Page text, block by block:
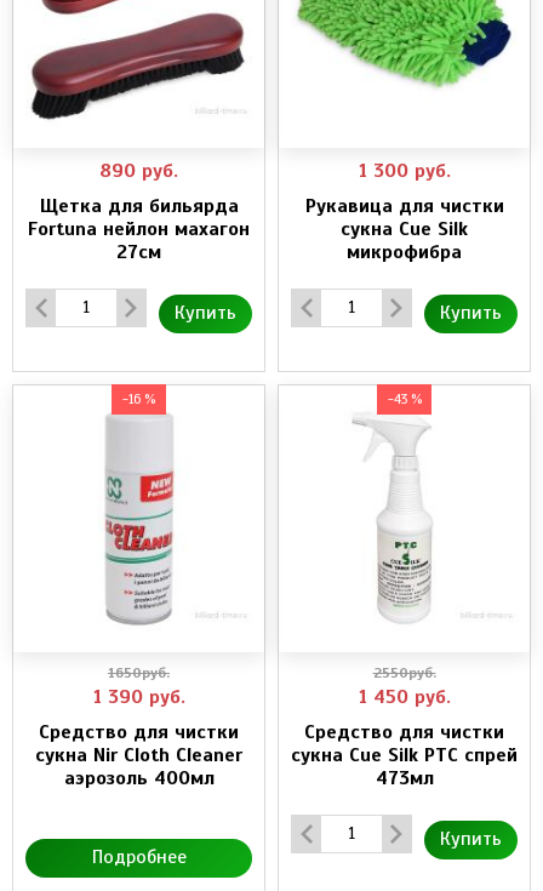
890 руб.
Щетка для бильярда
Fortuna нейлон махагон
27см
Купить
1 300 руб.
Рукавица для чистки
сукна Cue Silk
микрофибра
Купить
-16 %
1650руб.
1 390 руб.
Средство для чистки
сукна Nir Cloth Cleaner
аэрозоль 400мл
Подробнее
-43 %
2550руб.
1 450 руб.
Средство для чистки
сукна Cue Silk PTC спрей
473мл
Купить